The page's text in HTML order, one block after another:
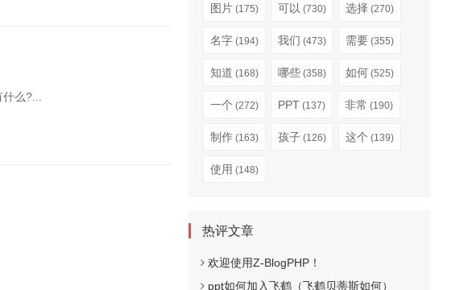
的故事有什么?...
图片 (175) 可以 (730) 选择 (270)
名字 (194) 我们 (473) 需要 (355)
知道 (168) 哪些 (358) 如何 (525)
一个 (272) PPT (137) 非常 (190)
制作 (163) 孩子 (126) 这个 (139)
使用 (148)
热评文章
欢迎使用Z-BlogPHP！
ppt如何加入飞鹤（飞鹤贝蒂斯如何）